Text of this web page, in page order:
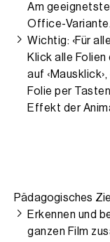
Am
Office-Variante.
Wichtig: ‹Für
Klick alle Folien
auf
Folie per
Effekt der
Pädagogisches
Erkennen und
ganzen Film